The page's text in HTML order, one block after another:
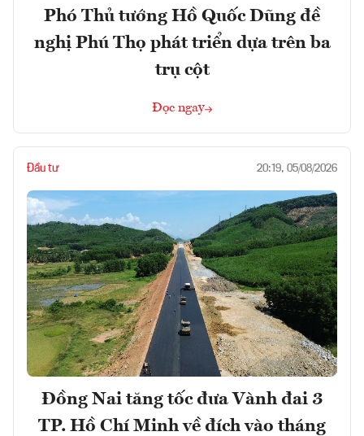
Phó Thủ tướng Hồ Quốc Dũng đề
nghị Phú Thọ phát triển dựa trên ba
trụ cột
Đọc ngay
Đầu tư 20:19, 05/08/2026
Đồng Nai tăng tốc đưa Vành đai 3
TP. Hồ Chí Minh về đích vào tháng